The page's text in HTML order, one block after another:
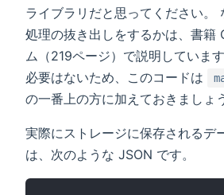
ライブラリだと思ってください。
処理の抜き出しをするかは、書籍
ム（219ページ）で説明していま
必要はないため、このコードは
の一番上の方に加えておきましょう
実際にストレージに保存されるデ
は、次のような JSON です。